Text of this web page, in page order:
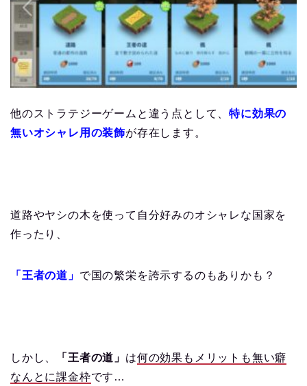
他のストラテジーゲームと違う点として、特に効果の
無いオシャレ用の装飾が存在します。
道路やヤシの木を使って自分好みのオシャレな国家を
作ったり、
「王者の道 」 で国の繁栄を誇示するのもありかも？
しかし、 「王者の道」 は何の効果もメリットも無い癖
なんとに課金枠です…